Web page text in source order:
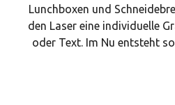
Lunchboxen und
den Laser eine individuelle
oder Text. Im Nu entsteht